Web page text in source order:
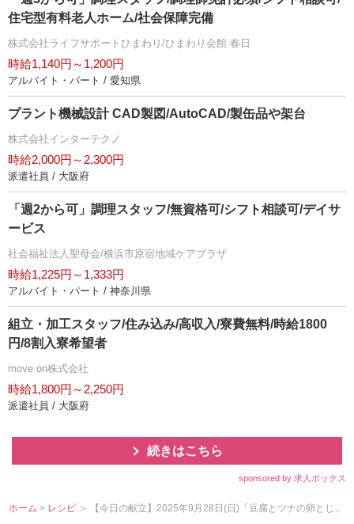
住宅型有料老人ホーム/社会保障完備
株式会社ライフサポートひまわり/ひまわり会館 春日
時給1,140円～1,200円
アルバイト・パート / 愛知県
プラント機械設計 CAD製図/AutoCAD/製缶品や架台
株式会社インターテクノ
時給2,000円～2,300円
派遣社員 / 大阪府
「週2から可」調理スタッフ/無資格可/シフト相談可/デイサ
ービス
社会福祉法人聖母会/横浜市原宿地域ケアプラザ
時給1,225円～1,333円
アルバイト・パート / 神奈川県
組立・加工スタッフ/住み込み/高収入/寮費無料/時給1800
円/8割入寮希望者
move on株式会社
時給1,800円～2,250円
派遣社員 / 大阪府
続きはこちら
sponsored by 求人ボックス
ホーム > レシピ ＞ 【今日の献立】2025年9月28日(日)「豆腐とツナの卵とじ」